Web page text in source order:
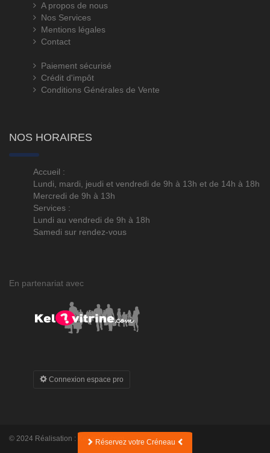
Réservez votre Créneau
Réservez votre Créneau
A propos de nous
Nos Services
Mentions légales
Contact
Paiement sécurisé
Crédit d'impôt
Conditions Générales de Vente
NOS HORAIRES
Accueil :
Lundi, mardi, jeudi et vendredi de 9h à 13h et de 14h à 18h
Mercredi de 9h à 13h
Services :
Lundi au vendredi de 9h à 18h
Samedi sur rendez-vous
En partenariat avec
Connexion espace pro
© 2024 Réalisation : Kelvitrine.com